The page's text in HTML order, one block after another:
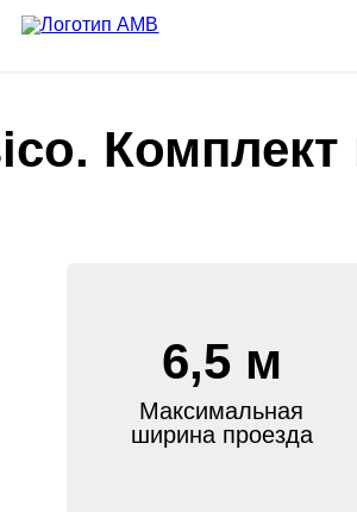
6,5 м
Максимальная
ширина проезда